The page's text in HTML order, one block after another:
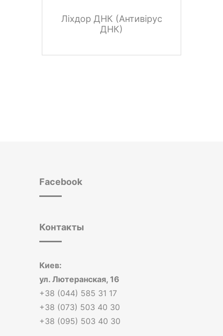
Ліхдор ДНК (Антивірус
ДНК)
Facebook
Контакты
Киев:
ул. Лютеранская, 16
+38 (044) 585 31 17
+38 (073) 503 40 30
+38 (095) 503 40 30